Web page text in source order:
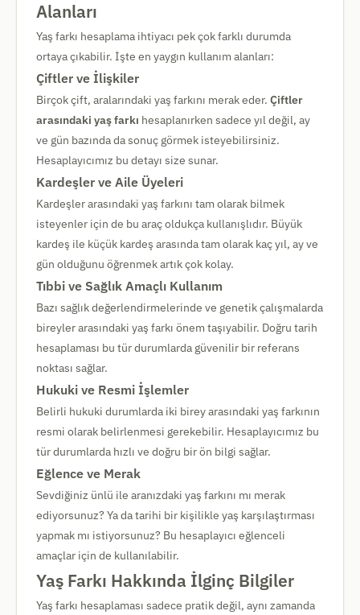
Alanları
Yaş farkı hesaplama ihtiyacı pek çok farklı durumda
ortaya çıkabilir. İşte en yaygın kullanım alanları:
Çiftler ve İlişkiler
Birçok çift, aralarındaki yaş farkını merak eder. Çiftler
arasındaki yaş farkı hesaplanırken sadece yıl değil, ay
ve gün bazında da sonuç görmek isteyebilirsiniz.
Hesaplayıcımız bu detayı size sunar.
Kardeşler ve Aile Üyeleri
Kardeşler arasındaki yaş farkını tam olarak bilmek
isteyenler için de bu araç oldukça kullanışlıdır. Büyük
kardeş ile küçük kardeş arasında tam olarak kaç yıl, ay ve
gün olduğunu öğrenmek artık çok kolay.
Tıbbi ve Sağlık Amaçlı Kullanım
Bazı sağlık değerlendirmelerinde ve genetik çalışmalarda
bireyler arasındaki yaş farkı önem taşıyabilir. Doğru tarih
hesaplaması bu tür durumlarda güvenilir bir referans
noktası sağlar.
Hukuki ve Resmi İşlemler
Belirli hukuki durumlarda iki birey arasındaki yaş farkının
resmi olarak belirlenmesi gerekebilir. Hesaplayıcımız bu
tür durumlarda hızlı ve doğru bir ön bilgi sağlar.
Eğlence ve Merak
Sevdiğiniz ünlü ile aranızdaki yaş farkını mı merak
ediyorsunuz? Ya da tarihi bir kişilikle yaş karşılaştırması
yapmak mı istiyorsunuz? Bu hesaplayıcı eğlenceli
amaçlar için de kullanılabilir.
Yaş Farkı Hakkında İlginç Bilgiler
Yaş farkı hesaplaması sadece pratik değil, aynı zamanda